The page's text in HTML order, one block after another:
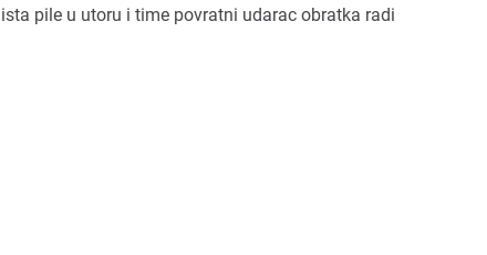
pile u utoru i time povratni udarac obratka radi